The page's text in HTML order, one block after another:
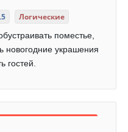
Логические
поместье,
новогодние украшения
гостей.